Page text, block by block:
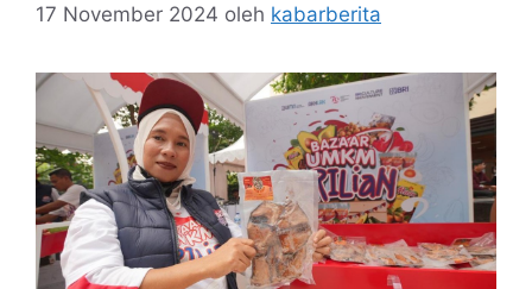
17 November 2024 oleh kabarberita